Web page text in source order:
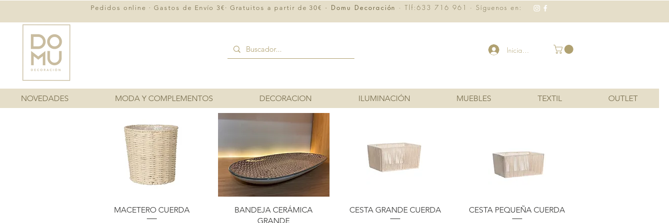
Pedidos online · Gastos de Envío 3€· Gratuitos a partir de 30€ · Domu Decoración · Tlf:633 716 961 · Síguenos en:
Iniciar sesión
NOVEDADES MODA Y COMPLEMENTOS DECORACION ILUMINACIÓN MUEBLES TEXTIL OUTLET
Vista rápida
MACETERO CUERDA
Vista rápida
BANDEJA CERÁMICA
GRANDE
Vista rápida
CESTA GRANDE CUERDA
Vista rápida
CESTA PEQUEÑA CUERDA